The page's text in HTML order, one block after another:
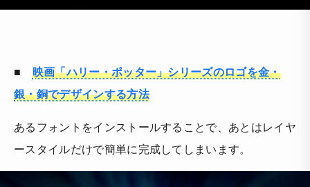
■ 映画「ハリー・ポッター」シリーズのロゴを金・
銀・銅でデザインする方法
あるフォントをインストールすることで、あとはレイヤ
ースタイルだけで簡単に完成してしまいます。